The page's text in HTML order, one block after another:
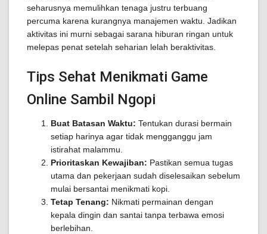
seharusnya memulihkan tenaga justru terbuang
percuma karena kurangnya manajemen waktu. Jadikan
aktivitas ini murni sebagai sarana hiburan ringan untuk
melepas penat setelah seharian lelah beraktivitas.
Tips Sehat Menikmati Game
Online Sambil Ngopi
Buat Batasan Waktu: Tentukan durasi bermain
setiap harinya agar tidak mengganggu jam
istirahat malammu.
Prioritaskan Kewajiban: Pastikan semua tugas
utama dan pekerjaan sudah diselesaikan sebelum
mulai bersantai menikmati kopi.
Tetap Tenang: Nikmati permainan dengan
kepala dingin dan santai tanpa terbawa emosi
berlebihan.